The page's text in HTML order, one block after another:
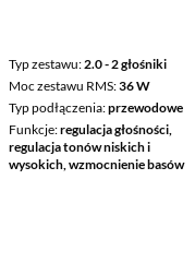
Typ zestawu 2.0 - 2 głośniki
Moc zestawu RMS 36 W
Typ podłączenia przewodowe
Funkcje regulacja głośności,
regulacja tonów niskich i
wysokich, wzmocnienie basów